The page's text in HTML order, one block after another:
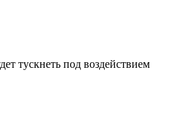
тускнеть под воздействием